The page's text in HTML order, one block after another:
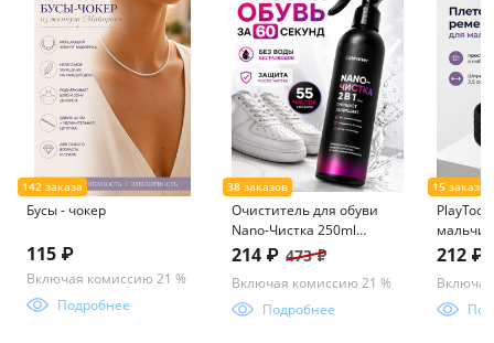
Бусы - чокер
115 ₽
Включая комиссию 21 %
Подробнее
Очиститель для обуви
Nano-Чистка 250ml
icleaner
214 ₽ 473 ₽
Включая комиссию 21 %
Подробнее
212 ₽